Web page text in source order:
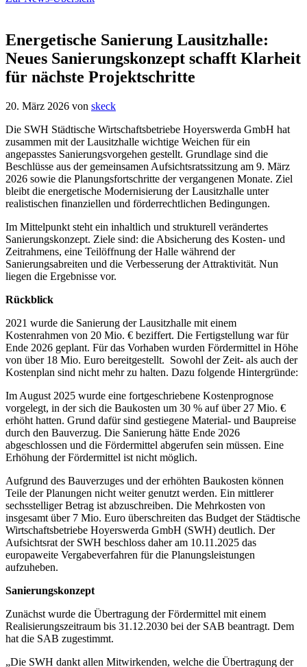
Energetische Sanierung Lausitzhalle:
Neues Sanierungskonzept schafft Klarheit
für nächste Projektschritte
20. März 2026 von skeck
Die SWH Städtische Wirtschaftsbetriebe Hoyerswerda GmbH hat
zusammen mit der Lausitzhalle wichtige Weichen für ein
angepasstes Sanierungsvorgehen gestellt. Grundlage sind die
Beschlüsse aus der gemeinsamen Aufsichtsratssitzung am 9. März
2026 sowie die Planungsfortschritte der vergangenen Monate. Ziel
bleibt die energetische Modernisierung der Lausitzhalle unter
realistischen finanziellen und förderrechtlichen Bedingungen.
Im Mittelpunkt steht ein inhaltlich und strukturell verändertes
Sanierungskonzept. Ziele sind: die Absicherung des Kosten- und
Zeitrahmens, eine Teilöffnung der Halle während der
Sanierungsabreiten und die Verbesserung der Attraktivität. Nun
liegen die Ergebnisse vor.
Rückblick
2021 wurde die Sanierung der Lausitzhalle mit einem
Kostenrahmen von 20 Mio. € beziffert. Die Fertigstellung war für
Ende 2026 geplant. Für das Vorhaben wurden Fördermittel in Höhe
von über 18 Mio. Euro bereitgestellt. Sowohl der Zeit- als auch der
Kostenplan sind nicht mehr zu halten. Dazu folgende Hintergründe:
Im August 2025 wurde eine fortgeschriebene Kostenprognose
vorgelegt, in der sich die Baukosten um 30 % auf über 27 Mio. €
erhöht hatten. Grund dafür sind gestiegene Material- und Baupreise
durch den Bauverzug. Die Sanierung hätte Ende 2026
abgeschlossen und die Fördermittel abgerufen sein müssen. Eine
Erhöhung der Fördermittel ist nicht möglich.
Aufgrund des Bauverzuges und der erhöhten Baukosten können
Teile der Planungen nicht weiter genutzt werden. Ein mittlerer
sechsstelliger Betrag ist abzuschreiben. Die Mehrkosten von
insgesamt über 7 Mio. Euro überschreiten das Budget der Städtische
Wirtschaftsbetriebe Hoyerswerda GmbH (SWH) deutlich. Der
Aufsichtsrat der SWH beschloss daher am 10.11.2025 das
europaweite Vergabeverfahren für die Planungsleistungen
aufzuheben.
Sanierungskonzept
Zunächst wurde die Übertragung der Fördermittel mit einem
Realisierungszeitraum bis 31.12.2030 bei der SAB beantragt. Dem
hat die SAB zugestimmt.
„Die SWH dankt allen Mitwirkenden, welche die Übertragung der